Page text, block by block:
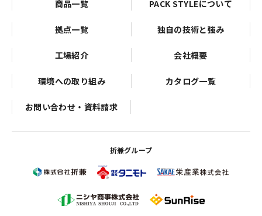
商品一覧 PACK STYLEについて
拠点一覧 独自の技術と強み
工場紹介 会社概要
環境への取り組み カタログ一覧
お問い合わせ・資料請求
折兼グループ